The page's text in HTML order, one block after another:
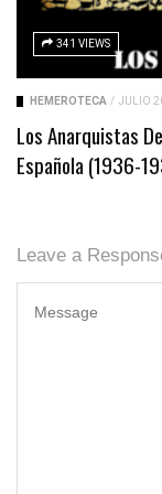
341 VIEWS
HEMEROTECA / JULIO
Los Anarquistas
Española (1936-
Leave a